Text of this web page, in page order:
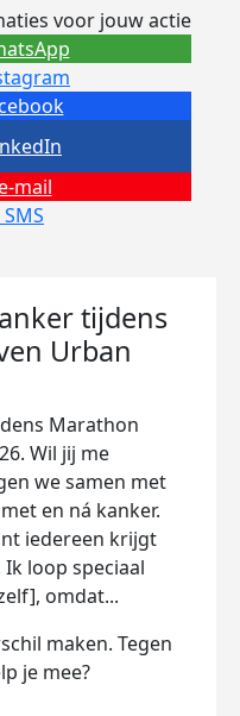
voor jouw actie
mail
tijdens
Urban
Marathon
Wil jij me
we samen met
en ná kanker.
iedereen krijgt
loop speciaal
omdat...
maken. Tegen
je mee?